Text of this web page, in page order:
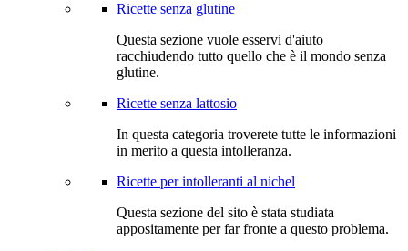
Ricette senza glutine
Questa sezione vuole esservi d'aiuto
racchiudendo tutto quello che è il mondo senza
glutine.
Ricette senza lattosio
In questa categoria troverete tutte le informazioni
in merito a questa intolleranza.
Ricette per intolleranti al nichel
Questa sezione del sito è stata studiata
appositamente per far fronte a questo problema.